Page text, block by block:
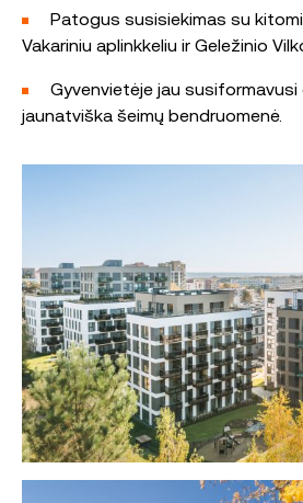
Patogus susisiekimas su
Vakariniu aplinkkeliu ir Geležinio
Gyvenvietėje jau susiformavusi
jaunatviška šeimų bendruomenė.